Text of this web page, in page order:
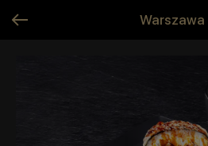
Warszawa